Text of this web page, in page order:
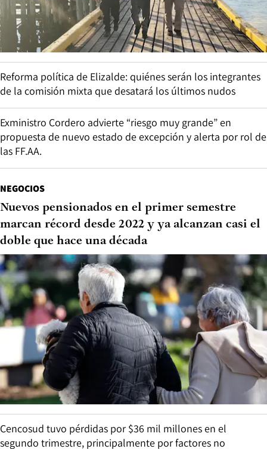
Reforma política de Elizalde: quiénes serán los integrantes
de la comisión mixta que desatará los últimos nudos
Exministro Cordero advierte “riesgo muy grande” en
propuesta de nuevo estado de excepción y alerta por rol de
las FF.AA.
NEGOCIOS
Nuevos pensionados en el primer semestre
marcan récord desde 2022 y ya alcanzan casi el
doble que hace una década
Cencosud tuvo pérdidas por $36 mil millones en el
segundo trimestre, principalmente por factores no